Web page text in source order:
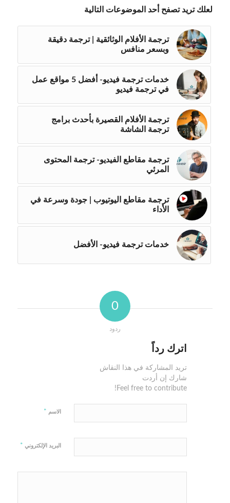
لعلك تريد تصفح أحد الموضوعات التالية
ترجمة الأفلام الوثائقية | ترجمة دقيقة
وبسعر منافس
خدمات ترجمة فيديو- أفضل 5 مواقع عمل
في ترجمة فيديو
ترجمة الأفلام القصيرة بأحدث برامج
ترجمة الشاشة
ترجمة مقاطع الفيديو- ترجمة المحتوى
المرئي
ترجمة مقاطع اليوتيوب | جودة وسرعة في
الأداء
خدمات ترجمة فيديو- الأفضل
0
ردود
اترك رداً
تريد المشاركة في هذا النقاش
شارك إن أردت
Feel free to contribute!
الاسم *
البريد الإلكتروني *